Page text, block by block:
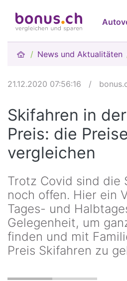
News und Aktualitäten
21.12.2020 07:56:16 /
Skifahren in
Preis: die
vergleichen
Trotz Covid sind die
noch offen. Hier ein
Tages- und
Gelegenheit, um
finden und mit
Preis Skifahren zu